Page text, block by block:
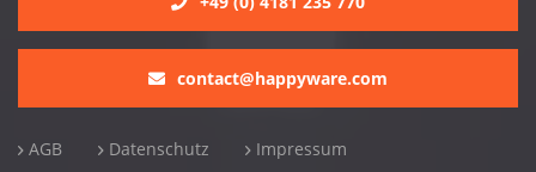
contact@happyware.com
AGB Datenschutz Impressum